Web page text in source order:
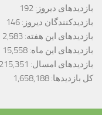
بازدیدهای دیروز: 192
بازدیدکنندگان دیروز: 146
بازدیدهای این هفته: 2,583
بازدیدهای این ماه: 15,558
بازدیدهای امسال: 215,351
کل بازدیدها: 1,658,188